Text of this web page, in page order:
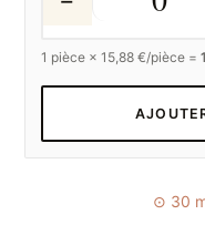
1 pièce ×15,88 €/pièce =
⊙ 30